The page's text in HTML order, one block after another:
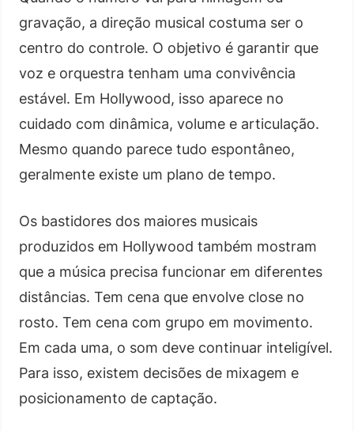
gravação, a direção musical costuma ser o
centro do controle. O objetivo é garantir que
voz e orquestra tenham uma convivência
estável. Em Hollywood, isso aparece no
cuidado com dinâmica, volume e articulação.
Mesmo quando parece tudo espontâneo,
geralmente existe um plano de tempo.
Os bastidores dos maiores musicais
produzidos em Hollywood também mostram
que a música precisa funcionar em diferentes
distâncias. Tem cena que envolve close no
rosto. Tem cena com grupo em movimento.
Em cada uma, o som deve continuar inteligível.
Para isso, existem decisões de mixagem e
posicionamento de captação.